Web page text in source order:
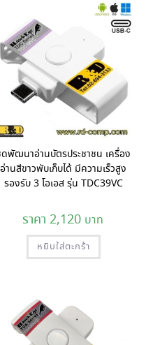
พัฒนาอ่านบัตรประชาชน เครื่อง
อ่านสีขาวพับเก็บได้ มีความเร็วสูง
รองรับ 3 โอเอส รุ่น TDC39VC
2,120
หยิบใส่ตะกร้า